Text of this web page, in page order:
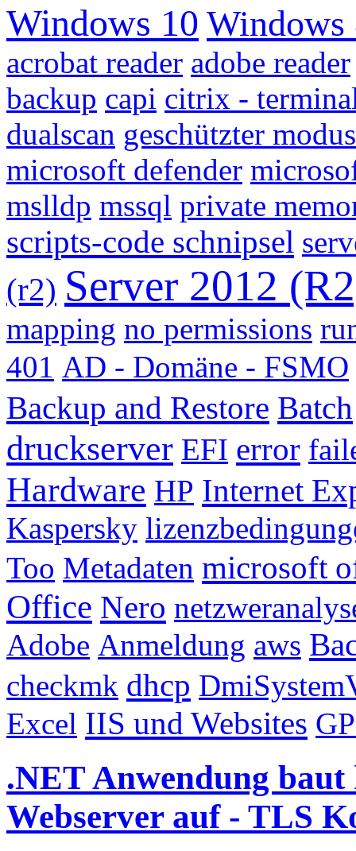
Windows 10 Windows
acrobat reader adobe reader
backup capi citrix -
dualscan geschützter modus
microsoft defender
mslldp mssql private
scripts-code schnipsel
(r2) Server 2012
mapping no permissions
401 AD - Domäne - FSMO
Backup and Restore Batch
druckserver EFI error
Hardware HP Internet
Kaspersky
Too Metadaten microsoft
Office Nero
Adobe Anmeldung aws
checkmk dhcp
Excel IIS und Websites
.NET Anwendung
Webserver auf - TLS